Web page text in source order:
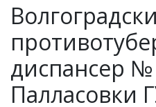
диспансер №
Палласовки